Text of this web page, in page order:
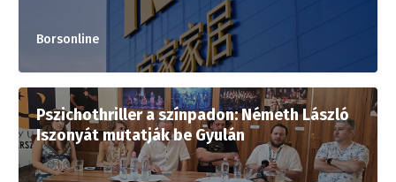
Borsonline
Pszichothriller a színpadon: Németh László
Iszonyát mutatják be Gyulán